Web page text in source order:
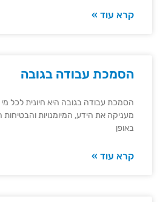
קרא עוד »
הסמכת עבודה בגובה
הסמכת עבודה בגובה היא חיונית לכל
מעניקה את הידע, המיומנויות
באופן
קרא עוד »